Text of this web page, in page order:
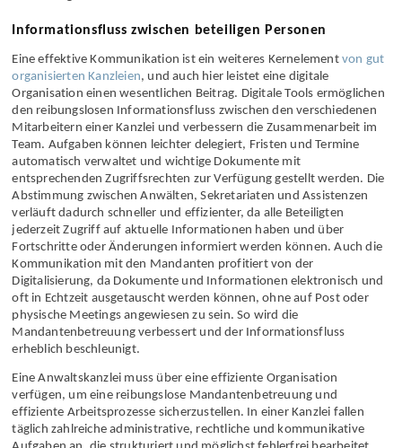
Bedeutung ist.
Informationsfluss zwischen beteiligen Personen
Eine effektive Kommunikation ist ein weiteres Kernelementvon gut
organisierten Kanzleien
, und auch hier leistet eine digitale
Organisation einen wesentlichen Beitrag. Digitale Tools ermöglichen
den reibungslosen Informationsfluss zwischen den verschiedenen
Mitarbeitern einer Kanzlei und verbessern die Zusammenarbeit im
Team. Aufgaben können leichter delegiert, Fristen und Termine
automatisch verwaltet und wichtige Dokumente mit
entsprechenden Zugriffsrechten zur Verfügung gestellt werden. Die
Abstimmung zwischen Anwälten, Sekretariaten und Assistenzen
verläuft dadurch schneller und effizienter, da alle Beteiligten
jederzeit Zugriff auf aktuelle Informationen haben und über
Fortschritte oder Änderungen informiert werden können. Auch die
Kommunikation mit den Mandanten profitiert von der
Digitalisierung, da Dokumente und Informationen elektronisch und
oft in Echtzeit ausgetauscht werden können, ohne auf Post oder
physische Meetings angewiesen zu sein. So wird die
erheblich beschleunigt.
Eine Anwaltskanzlei muss über eine effiziente Organisation
verfügen, um eine reibungslose Mandantenbetreuung und
effiziente Arbeitsprozesse sicherzustellen. In einer Kanzlei fallen